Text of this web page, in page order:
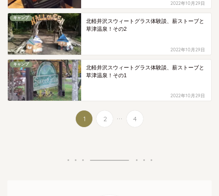
2022年10月29日
キャンプ
北軽井沢スウィートグラス体験談、薪ストーブと
草津温泉！その2
2022年10月29日
キャンプ
北軽井沢スウィートグラス体験談、薪ストーブと
草津温泉！その1
2022年10月29日
1 2 ... 4